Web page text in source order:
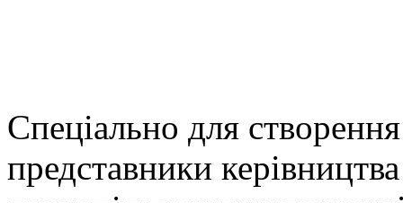
Спеціально для
представники